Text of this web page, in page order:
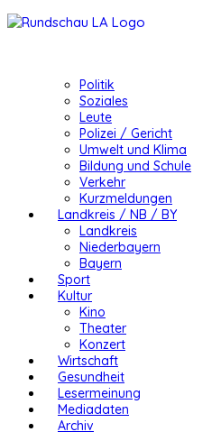
Politik
Soziales
Leute
Polizei / Gericht
Umwelt und Klima
Bildung und Schule
Verkehr
Kurzmeldungen
Landkreis / NB / BY
Landkreis
Niederbayern
Bayern
Sport
Kultur
Kino
Theater
Konzert
Wirtschaft
Gesundheit
Lesermeinung
Mediadaten
Archiv